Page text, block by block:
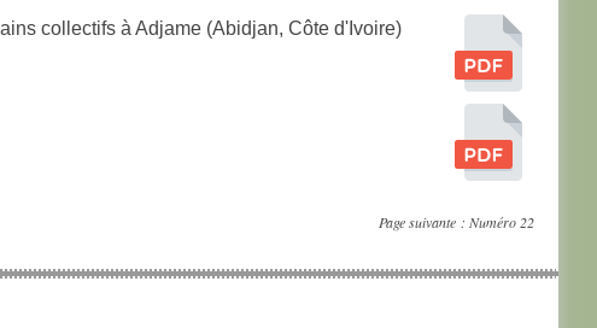
collectifs à Adjame (Abidjan, Côte d'Ivoire)
Page suivante : Numéro 22